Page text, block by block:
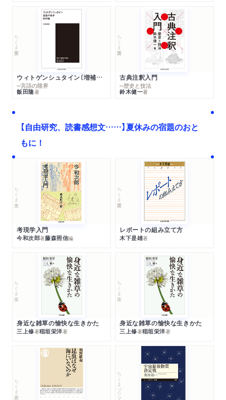
ちくま学芸文庫
ウィトゲンシュタイン〔増補新版〕
─言語の限界
飯田隆著
ちくま学芸文庫
古典注釈入門
─歴史と技法
鈴木健一著
【自由研究、読書感想文……】夏休みの宿題のおと
もに！
ちくま文庫
考現学入門
今和次郎著藤森照信編
ちくま学芸文庫
レポートの組み立て方
木下是雄著
ちくま文庫
身近な雑草の愉快な生きかた
三上修著稲垣栄洋著
ちくま文庫
身近な雑草の愉快な生きかた
三上修著稲垣栄洋著
ちくま新書 ちくまプリマー新書